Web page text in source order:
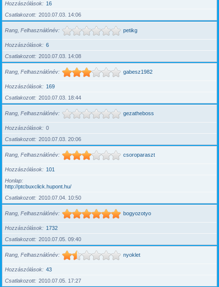
Hozzászólások
16
Csatlakozott
2010.07.03. 14:06
Rang, Felhasználónév petikg
Hozzászólások
6
Csatlakozott
2010.07.03. 14:08
Rang, Felhasználónév gabesz1982
Hozzászólások
169
Csatlakozott
2010.07.03. 18:44
Rang, Felhasználónév gezatheboss
Hozzászólások
0
Csatlakozott
2010.07.03. 20:06
Rang, Felhasználónév csoroparaszt
Hozzászólások
101
Honlap
http://ptcbuxclick.hupont.hu/
Csatlakozott
2010.07.04. 10:50
Rang, Felhasználónév bogyozotyo
Hozzászólások
1732
Csatlakozott
2010.07.05. 09:40
Rang, Felhasználónév nyoklet
Hozzászólások
43
Csatlakozott
2010.07.05. 17:27